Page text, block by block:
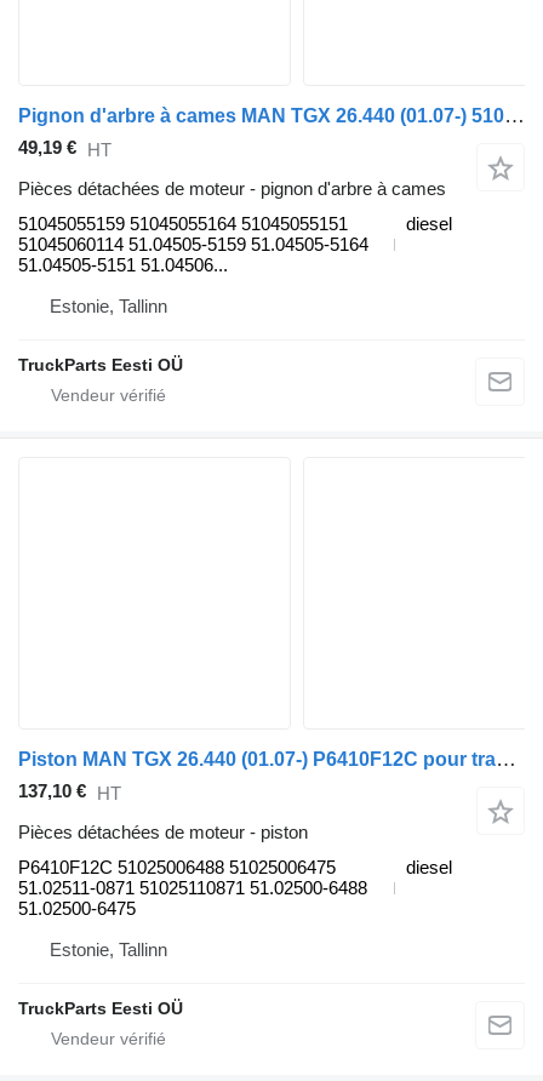
Pignon d'arbre à cames MAN TGX 26.440 (01.07-) 51045055159 pour tracteur routier MAN TGL, TGM, TGS, TGX (2005-2021)
49,19 € HT
Pièces détachées de moteur - pignon d'arbre à cames
51045055159 51045055164 51045055151
51045060114 51.04505-5159 51.04505-5164
51.04505-5151 51.04506...
diesel
Estonie, Tallinn
TruckParts Eesti OÜ
Piston MAN TGX 26.440 (01.07-) P6410F12C pour tracteur routier MAN TGL, TGM, TGS, TGX (2005-2021)
137,10 € HT
Pièces détachées de moteur - piston
P6410F12C 51025006488 51025006475
51.02511-0871 51025110871 51.02500-6488
51.02500-6475
diesel
Estonie, Tallinn
TruckParts Eesti OÜ